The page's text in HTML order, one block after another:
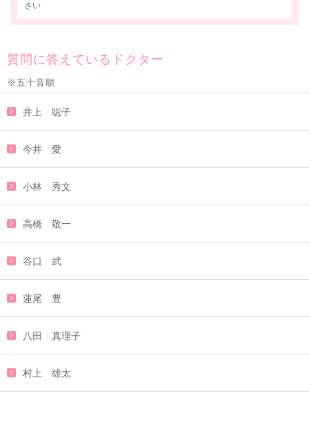
さい
質問に答えているドクター
※五十音順
井上 聡子
今井 愛
小林 秀文
高橋 敬一
谷口 武
蓮尾 豊
八田 真理子
村上 雄太